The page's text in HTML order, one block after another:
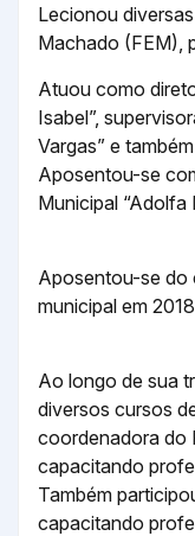
Lecionou
Machado (FEM),
Atuou como
Isabel”,
Vargas” e
Aposentou-se
Municipal “Adolfa
Aposentou-se do
municipal em
Ao longo de sua
diversos cursos
coordenadora do
capacitando
Também
capacitando